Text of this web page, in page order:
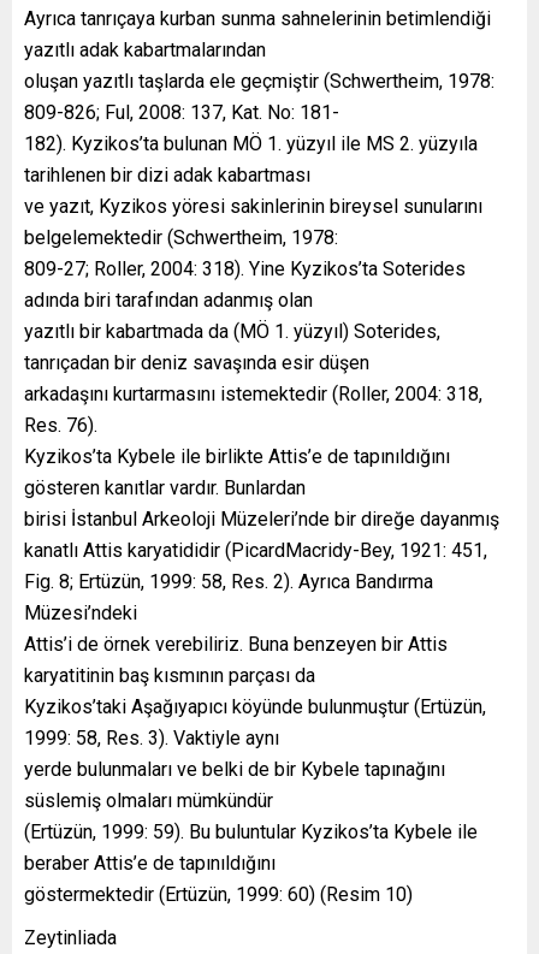
Ayrıca tanrıçaya kurban sunma sahnelerinin betimlendiği
yazıtlı adak kabartmalarından
oluşan yazıtlı taşlarda ele geçmiştir (Schwertheim, 1978:
809-826; Ful, 2008: 137, Kat. No: 181-
182). Kyzikos’ta bulunan MÖ 1. yüzyıl ile MS 2. yüzyıla
tarihlenen bir dizi adak kabartması
ve yazıt, Kyzikos yöresi sakinlerinin bireysel sunularını
belgelemektedir (Schwertheim, 1978:
809-27; Roller, 2004: 318). Yine Kyzikos’ta Soterides
adında biri tarafından adanmış olan
yazıtlı bir kabartmada da (MÖ 1. yüzyıl) Soterides,
tanrıçadan bir deniz savaşında esir düşen
arkadaşını kurtarmasını istemektedir (Roller, 2004: 318,
Res. 76).
Kyzikos’ta Kybele ile birlikte Attis’e de tapınıldığını
gösteren kanıtlar vardır. Bunlardan
birisi İstanbul Arkeoloji Müzeleri’nde bir direğe dayanmış
kanatlı Attis karyatididir (PicardMacridy-Bey, 1921: 451,
Fig. 8; Ertüzün, 1999: 58, Res. 2). Ayrıca Bandırma
Müzesi’ndeki
Attis’i de örnek verebiliriz. Buna benzeyen bir Attis
karyatitinin baş kısmının parçası da
Kyzikos’taki Aşağıyapıcı köyünde bulunmuştur (Ertüzün,
1999: 58, Res. 3). Vaktiyle aynı
yerde bulunmaları ve belki de bir Kybele tapınağını
süslemiş olmaları mümkündür
(Ertüzün, 1999: 59). Bu buluntular Kyzikos’ta Kybele ile
beraber Attis’e de tapınıldığını
göstermektedir (Ertüzün, 1999: 60) (Resim 10)
Zeytinliada